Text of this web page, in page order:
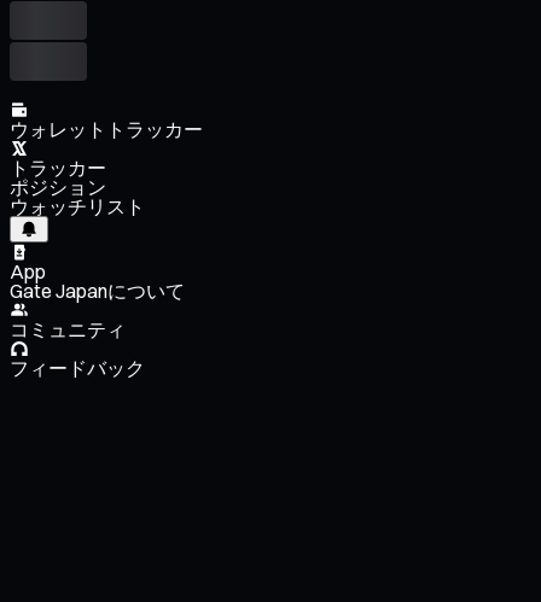
ウォレットトラッカー
トラッカー
ポジション
ウォッチリスト
App
Gate Japanについて
コミュニティ
フィードバック